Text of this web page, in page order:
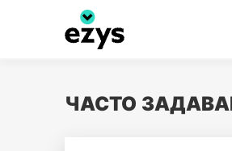
Перейти к основному
ЧАСТО